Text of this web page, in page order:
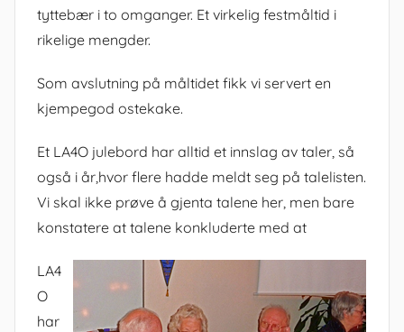
tyttebær i to omganger. Et virkelig festmåltid i
rikelige mengder.
Som avslutning på måltidet fikk vi servert en
kjempegod ostekake.
Et LA4O julebord har alltid et innslag av taler, så
også i år,hvor flere hadde meldt seg på talelisten.
Vi skal ikke prøve å gjenta talene her, men bare
konstatere at talene konkluderte med at
LA4
O
har